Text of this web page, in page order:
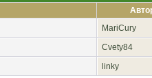
MariCury
Cvety84
linky